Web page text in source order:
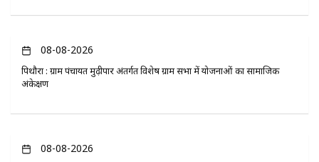
08-08-2026
पिथौरा : ग्राम पंचायत मुढ़ीपार अंतर्गत विशेष ग्राम सभा में योजनाओं का सामाजिक
अंकेक्षण
08-08-2026